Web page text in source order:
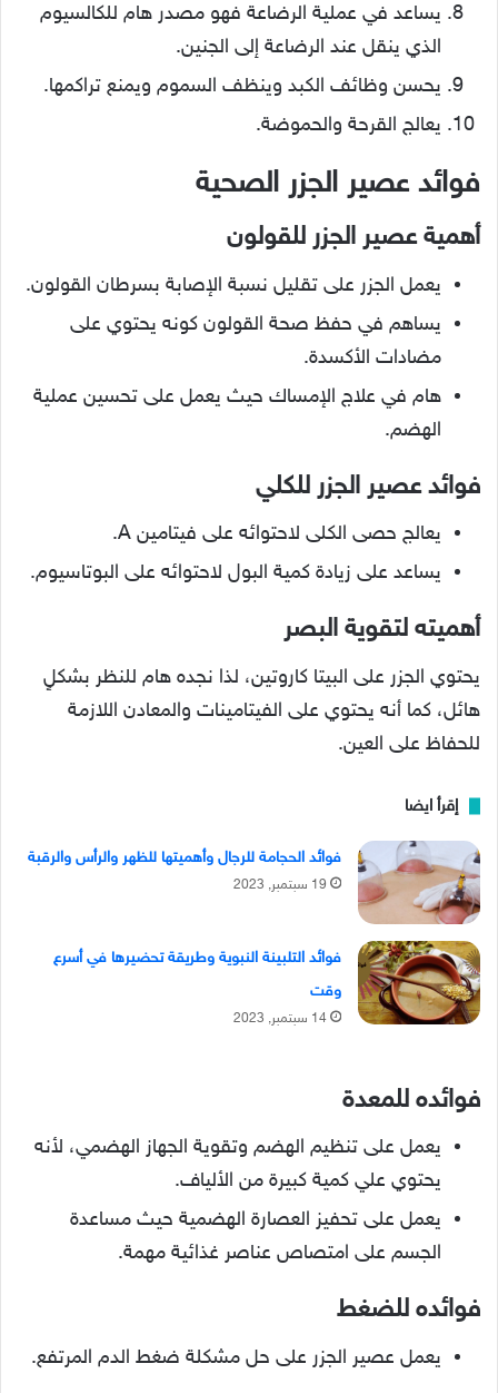
يساعد في عملية الرضاعة فهو مصدر هام للكالسيوم
الذي ينقل عند الرضاعة إلى الجنين.
يحسن وظائف الكبد وينظف السموم ويمنع تراكمها.
يعالج القرحة والحموضة.
فوائد عصير الجزر الصحية
أهمية عصير الجزر للقولون
يعمل الجزر على تقليل نسبة الإصابة بسرطان القولون.
يساهم في حفظ صحة القولون كونه يحتوي على
مضادات الأكسدة.
هام في علاج الإمساك حيث يعمل على تحسين عملية
الهضم.
فوائد عصير الجزر للكلي
يعالج حصى الكلى لاحتوائه على فيتامين A.
يساعد على زيادة كمية البول لاحتوائه على البوتاسيوم.
أهميته لتقوية البصر
يحتوي الجزر على البيتا كاروتين، لذا نجده هام للنظر بشكلٍ
هائل، كما أنه يحتوي على الفيتامينات والمعادن اللازمة
للحفاظ على العين.
إقرأ ايضا
فوائد الحجامة للرجال وأهميتها للظهر والرأس والرقبة
19 سبتمبر, 2023
فوائد التلبينة النبوية وطريقة تحضيرها في أسرع
وقت
14 سبتمبر, 2023
فوائده للمعدة
يعمل على تنظيم الهضم وتقوية الجهاز الهضمي، لأنه
يحتوي علي كمية كبيرة من الألياف.
يعمل على تحفيز العصارة الهضمية حيث مساعدة
الجسم على امتصاص عناصر غذائية مهمة.
فوائده للضغط
يعمل عصير الجزر على حل مشكلة ضغط الدم المرتفع.